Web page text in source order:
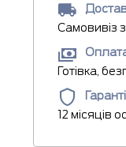
Самовивіз
Готівка,
12 місяців